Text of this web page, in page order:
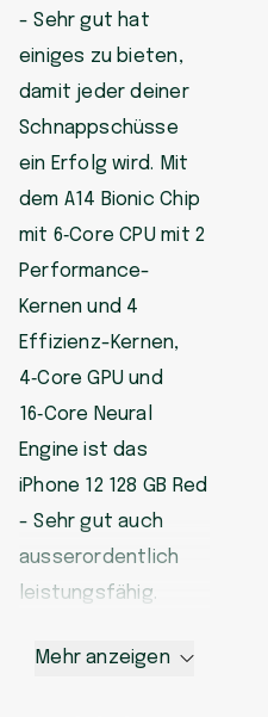
- Sehr gut hat
einiges zu bieten,
damit jeder deiner
Schnappschüsse
ein Erfolg wird. Mit
dem A14 Bionic Chip
mit 6‑Core CPU mit 2
Performance-
Kernen und 4
Effizienz-Kernen,
4‑Core GPU und
16‑Core Neural
Engine ist das
iPhone 12 128 GB Red
- Sehr gut auch
ausserordentlich
leistungsfähig.
Mehr anzeigen